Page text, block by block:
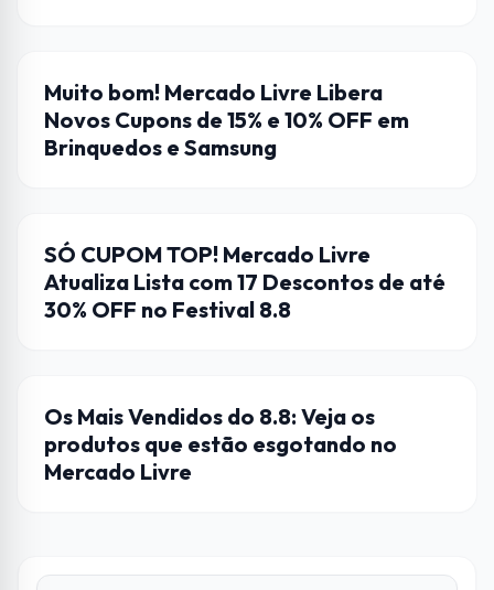
CUPONS DE DESCONTO
Muito bom! Mercado Livre Libera
Novos Cupons de 15% e 10% OFF em
Brinquedos e Samsung
CUPONS DE DESCONTO
SÓ CUPOM TOP! Mercado Livre
Atualiza Lista com 17 Descontos de até
30% OFF no Festival 8.8
DICAS
Os Mais Vendidos do 8.8: Veja os
produtos que estão esgotando no
Mercado Livre